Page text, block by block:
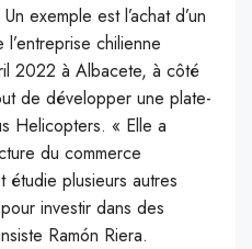
Un exemple est l’achat d’un
chilienne
2022 à Albacete, à côté
de développer une plate-
Helicopters. « Elle a
du commerce
étudie plusieurs autres
investir dans des
Ramón Riera.